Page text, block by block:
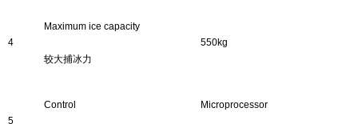
4
Maximum ice capacity
较大捕冰力
550kg
5
Control Microprocessor